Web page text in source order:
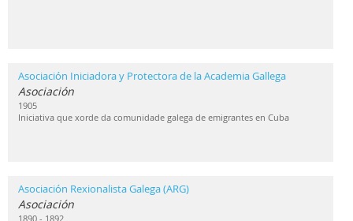
Asociación Iniciadora y Protectora de la Academia Gallega
Asociación
1905
Iniciativa que xorde da comunidade galega de emigrantes en Cuba
Asociación Rexionalista Galega (ARG)
Asociación
1890 - 1892